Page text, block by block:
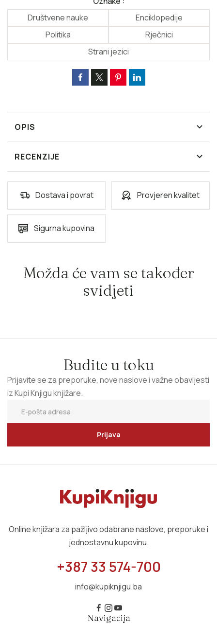
Društvene nauke
Enciklopedije
Politika
Rječnici
Strani jezici
OPIS
RECENZIJE
Dostava i povrat Provjeren kvalitet
Sigurna kupovina
Možda će vam se također
svidjeti
Budite u toku
Prijavite se za preporuke, nove naslove i važne obavijesti
iz Kupi Knjigu knjižare.
Prijava
Online knjižara za pažljivo odabrane naslove, preporuke i
jednostavnu kupovinu.
+387 33 574-700
info@kupiknjigu.ba
Navigacija